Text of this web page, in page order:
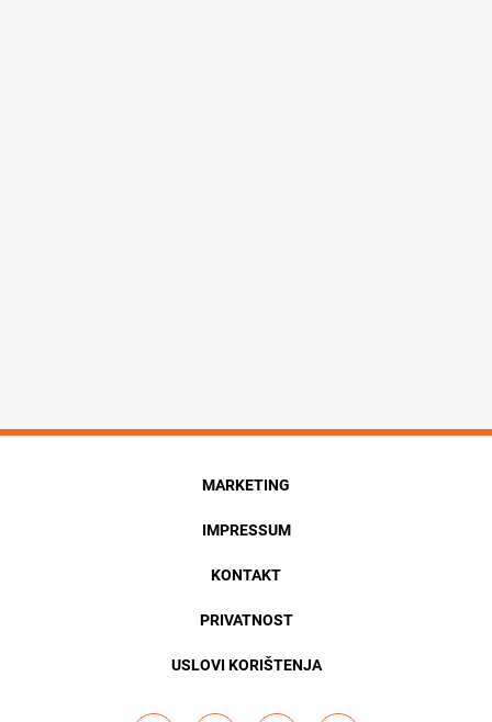
MARKETING
IMPRESSUM
KONTAKT
PRIVATNOST
USLOVI KORIŠTENJA